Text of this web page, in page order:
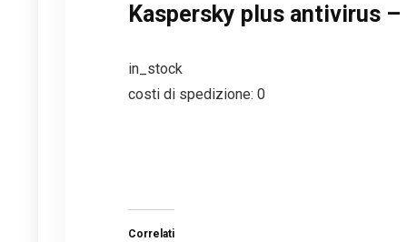
Kaspersky plus antivirus
in_stock
costi di spedizione: 0
Correlati